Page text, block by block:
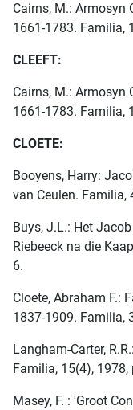
Cairns, M.: Armosyn
1661-1783. Familia,
CLEEFT:
Cairns, M.: Armosyn
1661-1783. Familia,
CLOETE:
Booyens, Harry:
van Ceulen. Familia,
Buys, J.L.: Het
Riebeeck na die
6.
Cloete, Abraham F.:
1837-1909. Familia,
Langham-Carter,
Familia, 15(4), 1978,
Masey, F. : 'Groot